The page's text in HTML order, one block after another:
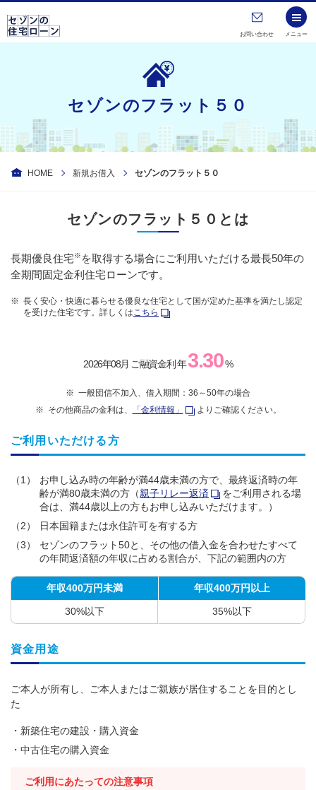
お問い合わせ メニュー
セゾンのフラット５０
HOME 新規お借入 セゾンのフラット５０
セゾンのフラット５０とは
長期優良住宅※ を取得する場合にご利用いただける最長50年の
全期間固定金利住宅ローンです。
長く安心・快適に暮らせる優良な住宅として国が定めた基準を満たし認定
を受けた住宅です。詳しくはこちら
2026年08月 ご融資金利 年 3.30%
一般団信不加入、借入期間：36～50年の場合
その他商品の金利は、
「金利情報」 よりご確認ください。
ご利用いただける方
（1）
お申し込み時の年齢が満44歳未満の方で、最終返済時の年
齢が満80歳未満の方（親子リレー返済
をご利用される場
合は、満44歳以上の方もお申し込みいただけます。）
（2）
日本国籍または永住許可を有する方
（3）
セゾンのフラット50と、その他の借入金を合わせたすべて
の年間返済額の年収に占める割合が、下記の範囲内の方
年収400万円未満 年収400万円以上
30%以下 35%以下
資金用途
ご本人が所有し、ご本人またはご親族が居住することを目的とし
た
新築住宅の建設・購入資金
中古住宅の購入資金
ご利用にあたっての注意事項